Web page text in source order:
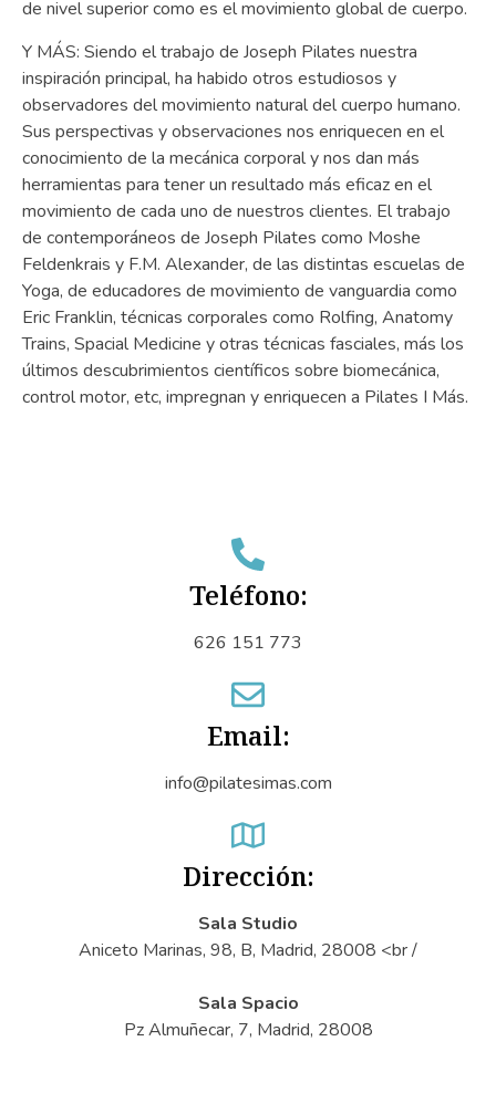
de nivel superior como es el movimiento global de cuerpo.
Y MÁS: Siendo el trabajo de Joseph Pilates nuestra
inspiración principal, ha habido otros estudiosos y
observadores del movimiento natural del cuerpo humano.
Sus perspectivas y observaciones nos enriquecen en el
conocimiento de la mecánica corporal y nos dan más
herramientas para tener un resultado más eficaz en el
movimiento de cada uno de nuestros clientes. El trabajo
de contemporáneos de Joseph Pilates como Moshe
Feldenkrais y F.M. Alexander, de las distintas escuelas de
Yoga, de educadores de movimiento de vanguardia como
Eric Franklin, técnicas corporales como Rolfing, Anatomy
Trains, Spacial Medicine y otras técnicas fasciales, más los
últimos descubrimientos científicos sobre biomecánica,
control motor, etc, impregnan y enriquecen a Pilates I Más.
Teléfono:
626 151 773
Email:
info@pilatesimas.com
Dirección:
Sala Studio
Aniceto Marinas, 98, B, Madrid, 28008 <br /
Sala Spacio
Pz Almuñecar, 7, Madrid, 28008